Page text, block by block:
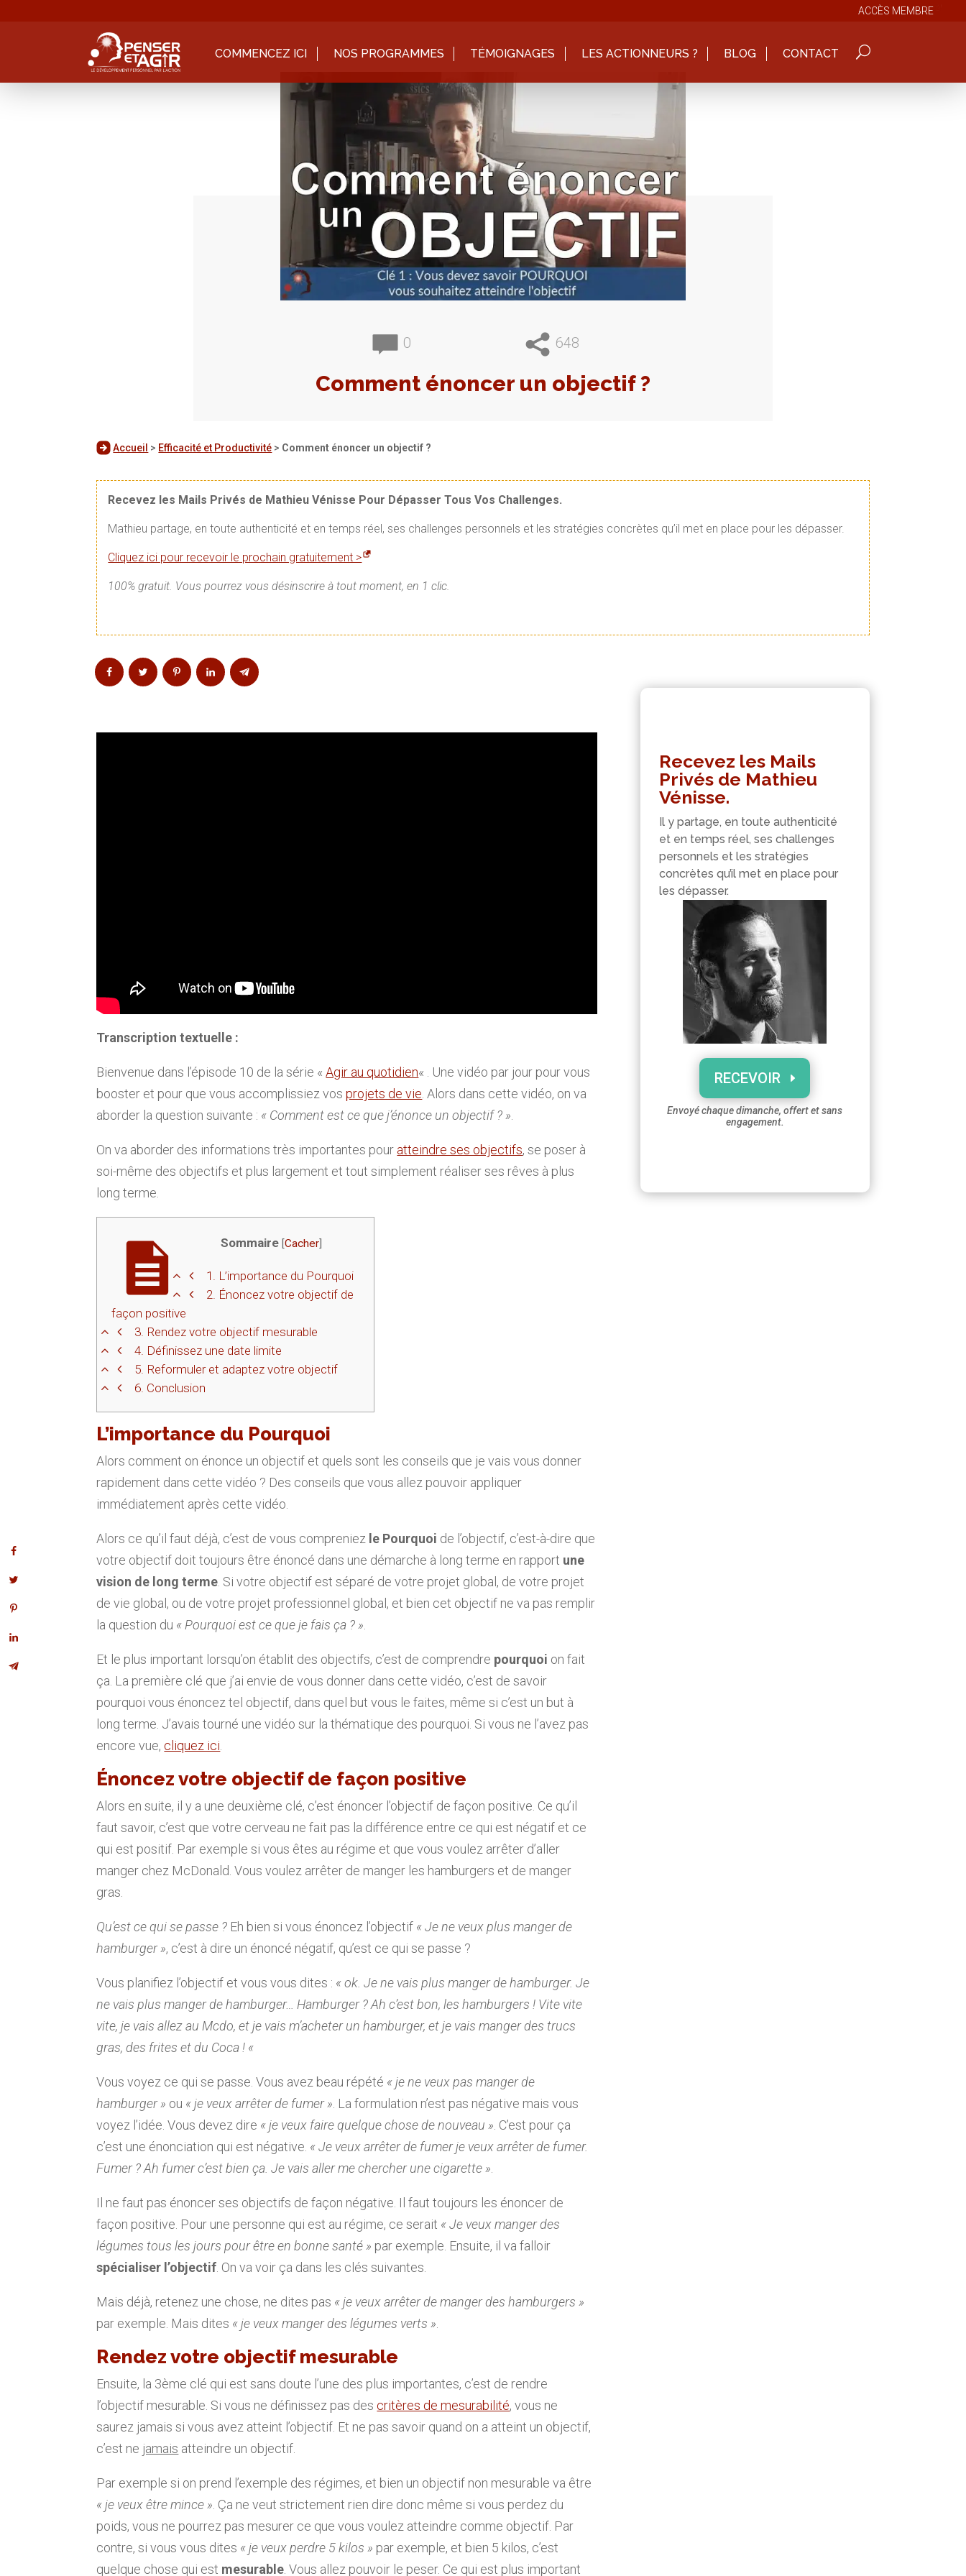
ACCÈS MEMBRE
COMMENCEZ ICI NOS PROGRAMMES TÉMOIGNAGES LES ACTIONNEURS ? BLOG CONTACT
0 648
Comment énoncer un objectif ?
Accueil > Efficacité et Productivité > Comment énoncer un objectif ?
Recevez les Mails Privés de Mathieu Vénisse Pour Dépasser Tous Vos Challenges.
Mathieu partage, en toute authenticité et en temps réel, ses challenges personnels et les stratégies concrètes qu’il met en place pour les dépasser.
Cliquez ici pour recevoir le prochain gratuitement >
100% gratuit. Vous pourrez vous désinscrire à tout moment, en 1 clic.
Transcription textuelle :
Bienvenue dans l’épisode 10 de la série «Agir au quotidien« . Une vidéo par jour pour vous
booster et pour que vous accomplissiez vosprojets de vie . Alors dans cette vidéo, on va
aborder la question suivante : « Comment est ce que j’énonce un objectif ? »
On va aborder des informations très importantes pour atteindre ses objectifs, se poser à
soi-même des objectifs et plus largement et tout simplement réaliser ses rêves à plus
long terme.
Sommaire [Cacher]
1. L’importance du Pourquoi
2. Énoncez votre objectif de
façon positive
3. Rendez votre objectif mesurable
4. Définissez une date limite
5. Reformuler et adaptez votre objectif
6. Conclusion
L’importance du Pourquoi
Alors comment on énonce un objectif et quels sont les conseils que je vais vous donner
rapidement dans cette vidéo ? Des conseils que vous allez pouvoir appliquer
immédiatement après cette vidéo.
Alors ce qu’il faut déjà, c’est de vous compreniez le Pourquoi de l’objectif, c’est-à-dire que
votre objectif doit toujours être énoncé dans une démarche à long terme en rapport une
vision de long terme. Si votre objectif est séparé de votre projet global, de votre projet
de vie global, ou de votre projet professionnel global, et bien cet objectif ne va pas remplir
la question du « Pourquoi est ce que je fais ça ? ».
Et le plus important lorsqu’on établit des objectifs, c’est de comprendre pourquoi on fait
ça. La première clé que j’ai envie de vous donner dans cette vidéo, c’est de savoir
pourquoi vous énoncez tel objectif, dans quel but vous le faites, même si c’est un but à
long terme. J’avais tourné une vidéo sur la thématique des pourquoi. Si vous ne l’avez pas
encore vue, cliquez ici.
Énoncez votre objectif de façon positive
Alors en suite, il y a une deuxième clé, c’est énoncer l’objectif de façon positive. Ce qu’il
faut savoir, c’est que votre cerveau ne fait pas la différence entre ce qui est négatif et ce
qui est positif. Par exemple si vous êtes au régime et que vous voulez arrêter d’aller
manger chez McDonald. Vous voulez arrêter de manger les hamburgers et de manger
gras.
Qu’est ce qui se passe ? Eh bien si vous énoncez l’objectif « Je ne veux plus manger de
hamburger », c’est à dire un énoncé négatif, qu’est ce qui se passe ?
Vous planifiez l’objectif et vous vous dites : « ok. Je ne vais plus manger de hamburger. Je
ne vais plus manger de hamburger… Hamburger ? Ah c’est bon, les hamburgers ! Vite vite
vite, je vais allez au Mcdo, et je vais m’acheter un hamburger, et je vais manger des trucs
gras, des frites et du Coca ! «
Vous voyez ce qui se passe. Vous avez beau répété « je ne veux pas manger de
hamburger » ou « je veux arrêter de fumer ». La formulation n’est pas négative mais vous
voyez l’idée. Vous devez dire « je veux faire quelque chose de nouveau ». C’est pour ça
c’est une énonciation qui est négative. « Je veux arrêter de fumer je veux arrêter de fumer.
Fumer ? Ah fumer c’est bien ça. Je vais aller me chercher une cigarette ».
Il ne faut pas énoncer ses objectifs de façon négative. Il faut toujours les énoncer de
façon positive. Pour une personne qui est au régime, ce serait « Je veux manger des
légumes tous les jours pour être en bonne santé » par exemple. Ensuite, il va falloir
spécialiser l’objectif. On va voir ça dans les clés suivantes.
Mais déjà, retenez une chose, ne dites pas « je veux arrêter de manger des hamburgers »
par exemple. Mais dites « je veux manger des légumes verts ».
Rendez votre objectif mesurable
Ensuite, la 3ème clé qui est sans doute l’une des plus importantes, c’est de rendre
l’objectif mesurable. Si vous ne définissez pas des critères de mesurabilité, vous ne
saurez jamais si vous avez atteint l’objectif. Et ne pas savoir quand on a atteint un objectif,
c’est ne jamais atteindre un objectif.
Par exemple si on prend l’exemple des régimes, et bien un objectif non mesurable va être
« je veux être mince ». Ça ne veut strictement rien dire donc même si vous perdez du
poids, vous ne pourrez pas mesurer ce que vous voulez atteindre comme objectif. Par
contre, si vous vous dites « je veux perdre 5 kilos » par exemple, et bien 5 kilos, c’est
quelque chose qui est mesurable. Vous allez pouvoir le peser. Ce qui est plus important
Recevez les Mails
Privés de Mathieu
Vénisse.
Il y partage, en toute authenticité
et en temps réel, ses challenges
personnels et les stratégies
concrètes qu’il met en place pour
les dépasser.
RECEVOIR
Envoyé chaque dimanche, offert et sans
engagement.